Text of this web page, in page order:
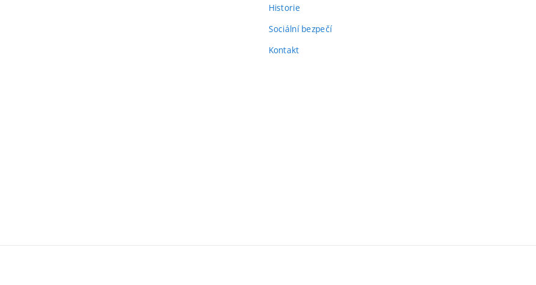
Historie
Sociální bezpečí
Kontakt